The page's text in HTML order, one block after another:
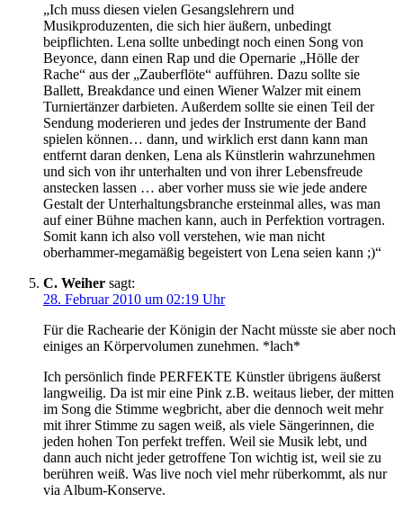
„Ich muss diesen vielen Gesangslehrern und
Musikproduzenten, die sich hier äußern, unbedingt
beipflichten. Lena sollte unbedingt noch einen Song von
Beyonce, dann einen Rap und die Opernarie „Hölle der
Rache“ aus der „Zauberflöte“ aufführen. Dazu sollte sie
Ballett, Breakdance und einen Wiener Walzer mit einem
Turniertänzer darbieten. Außerdem sollte sie einen Teil der
Sendung moderieren und jedes der Instrumente der Band
spielen können… dann, und wirklich erst dann kann man
entfernt daran denken, Lena als Künstlerin wahrzunehmen
und sich von ihr unterhalten und von ihrer Lebensfreude
anstecken lassen … aber vorher muss sie wie jede andere
Gestalt der Unterhaltungsbranche ersteinmal alles, was man
auf einer Bühne machen kann, auch in Perfektion vortragen.
Somit kann ich also voll verstehen, wie man nicht
oberhammer-megamäßig begeistert von Lena seien kann ;)“
C. Weiher sagt:
28. Februar 2010 um 02:19 Uhr
Für die Rachearie der Königin der Nacht müsste sie aber noch
einiges an Körpervolumen zunehmen. *lach*
Ich persönlich finde PERFEKTE Künstler übrigens äußerst
langweilig. Da ist mir eine Pink z.B. weitaus lieber, der mitten
im Song die Stimme wegbricht, aber die dennoch weit mehr
mit ihrer Stimme zu sagen weiß, als viele Sängerinnen, die
jeden hohen Ton perfekt treffen. Weil sie Musik lebt, und
dann auch nicht jeder getroffene Ton wichtig ist, weil sie zu
berühren weiß. Was live noch viel mehr rüberkommt, als nur
via Album-Konserve.